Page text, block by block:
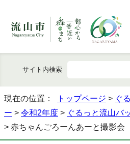
サイト内検索
現在の位置： トップページ > ぐ
ー > 令和2年度 > ぐるっと流山バ
> 赤ちゃんごろーんあーと撮影会